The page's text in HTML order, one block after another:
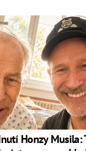
Honzy Musila: